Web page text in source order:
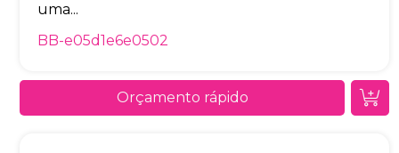
uma...
BB-e05d1e6e0502
Orçamento rápido